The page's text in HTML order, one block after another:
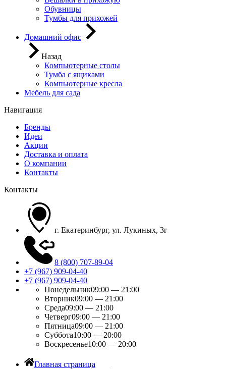
Обувницы
Тумбы для прихожей
Домашний офис
Назад
Компьютерные столы
Тумба с ящиками
Компьютерные кресла
Мебель для сада
Навигация
Бренды
Идеи
Акции
Доставка и оплата
О компании
Контакты
Контакты
г. Екатеринбург, ул. Лукиных, 3г
8 (800) 707-89-04
+7 (967) 909-04-40
+7 (967) 909-04-40
Понедельник09:00 — 21:00
Вторник09:00 — 21:00
Среда09:00 — 21:00
Четверг09:00 — 21:00
Пятница09:00 — 21:00
Суббота10:00 — 20:00
Воскресенье10:00 — 20:00
Главная страница